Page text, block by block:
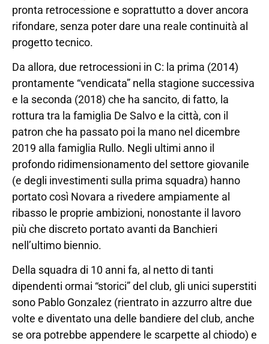
pronta retrocessione e soprattutto a dover ancora
rifondare, senza poter dare una reale continuità al
progetto tecnico.
Da allora, due retrocessioni in C: la prima (2014)
prontamente “vendicata” nella stagione successiva
e la seconda (2018) che ha sancito, di fatto, la
rottura tra la famiglia De Salvo e la città, con il
patron che ha passato poi la mano nel dicembre
2019 alla famiglia Rullo. Negli ultimi anno il
profondo ridimensionamento del settore giovanile
(e degli investimenti sulla prima squadra) hanno
portato così Novara a rivedere ampiamente al
ribasso le proprie ambizioni, nonostante il lavoro
più che discreto portato avanti da Banchieri
nell’ultimo biennio.
Della squadra di 10 anni fa, al netto di tanti
dipendenti ormai “storici” del club, gli unici superstiti
sono Pablo Gonzalez (rientrato in azzurro altre due
volte e diventato una delle bandiere del club, anche
se ora potrebbe appendere le scarpette al chiodo) e